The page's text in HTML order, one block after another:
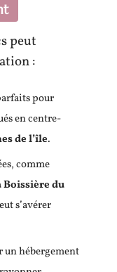
peut
:
pour
en centre-
de l’île.
comme
Boissière du
s’avérer
un hébergement